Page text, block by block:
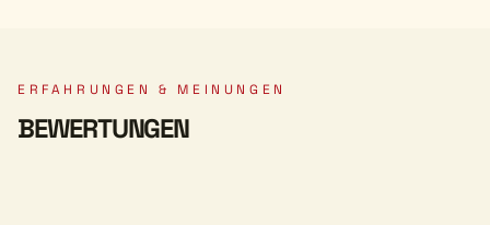
ERFAHRUNGEN & MEINUNGEN
BEWERTUNGEN